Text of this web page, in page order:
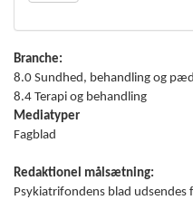
Branche:
8.0 Sundhed, behandling og
8.4 Terapi og behandling
Mediatyper
Fagblad
Redaktionel målsætning:
Psykiatrifondens blad udsendes